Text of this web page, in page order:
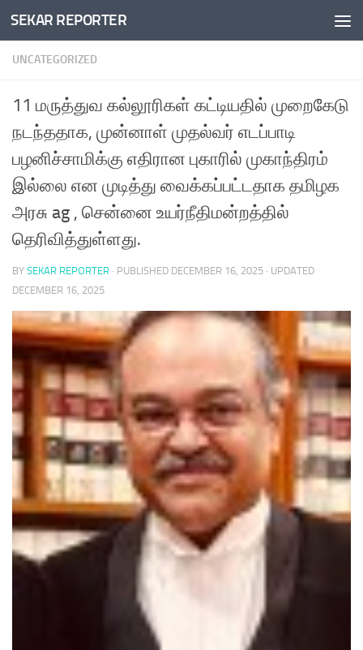
Skip to content
SEKAR REPORTER
UNCATEGORIZED
11 மருத்துவ கல்லூரிகள் கட்டியதில் முறைகேடு
நடந்ததாக, முன்னாள் முதல்வர் எடப்பாடி
பழனிச்சாமிக்கு எதிரான புகாரில் முகாந்திரம்
இல்லை என முடித்து வைக்கப்பட்டதாக தமிழக
அரசு ag , சென்னை உயர்நீதிமன்றத்தில்
தெரிவித்துள்ளது.
BY SEKAR REPORTER · PUBLISHED DECEMBER 16, 2025 · UPDATED
DECEMBER 16, 2025